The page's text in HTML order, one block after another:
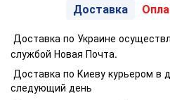
Доставка
Доставка по Украине
службой Новая Почта.
Доставка по Киеву курьером в
следующий день